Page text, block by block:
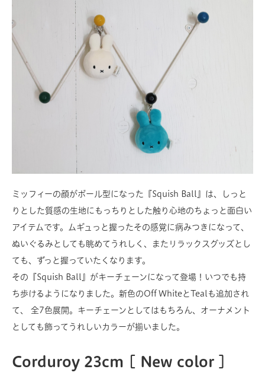
ミッフィーの顔がボール型になった『Squish Ball』は、しっと
りとした質感の生地にもっちりとした触り心地のちょっと面白い
アイテムです。ムギュっと握ったその感覚に病みつきになって、
ぬいぐるみとしても眺めてうれしく、またリラックスグッズとし
ても、ずっと握っていたくなります。
その『Squish Ball』がキーチェーンになって登場！いつでも持
ち歩けるようになりました。新色のOff WhiteとTealも追加され
て、 全7色展開。キーチェーンとしてはもちろん、オーナメント
としても飾ってうれしいカラーが揃いました。
Corduroy 23cm [ New color ]